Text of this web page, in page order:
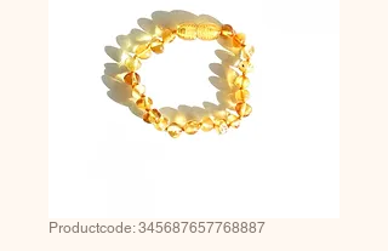
Productcode: 345687657768887